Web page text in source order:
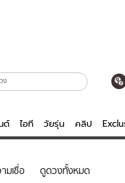
ต์ ไอที วัยรุ่น คลิป
มเชื่อ ดูดวงทั้งหมด